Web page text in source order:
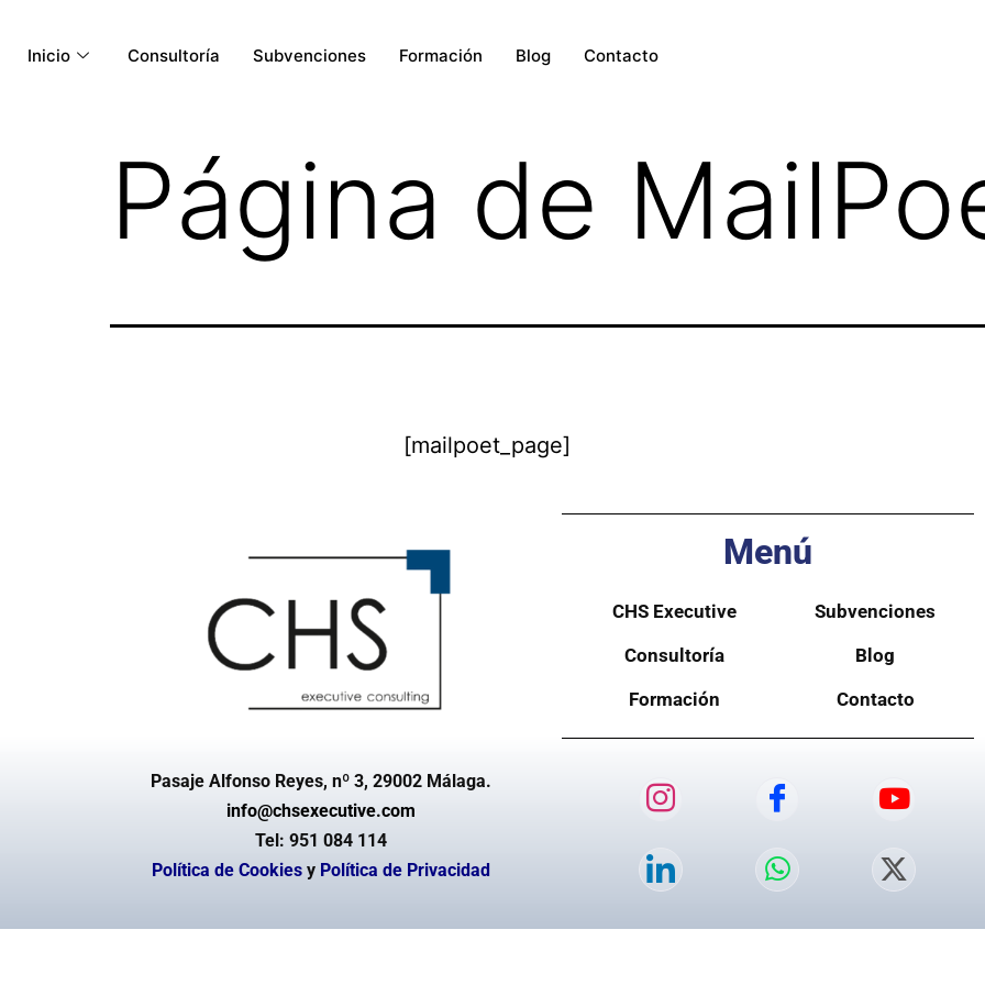
Inicio Consultoría Subvenciones Formación Blog Contacto
Página de
[mailpoet_page]
Pasaje Alfonso Reyes, nº 3, 29002 Málaga.
info@chsexecutive.com
Tel: 951 084 114
Política de Cookiesy Política de Privacidad
Menú
CHS Executive
Consultoría
Formación
Subvenciones
Blog
Contacto